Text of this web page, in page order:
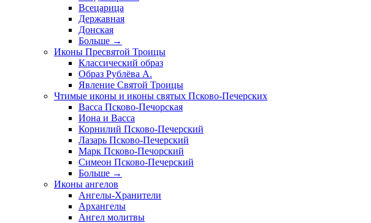
Всецарица
Державная
Донская
Больше →
Иконы Пресвятой Троицы
Классический образ
Образ Рублёва А.
Явление Святой Троицы
Чтимые иконы и иконы святых Псково-Печерских
Васса Псково-Печорская
Иона и Васса
Корнилий Псково-Печерский
Лазарь Псково-Печерский
Марк Псково-Печорский
Симеон Псково-Печерский
Больше →
Иконы ангелов
Ангелы-Хранители
Архангелы
Ангел молитвы